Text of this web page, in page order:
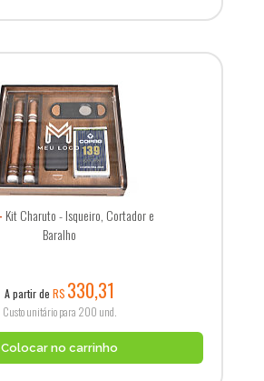
Kit Charuto - Isqueiro, Cortador e
Baralho
A partir de R$ 330,31
Custo unitário para 200 und.
Colocar no carrinho